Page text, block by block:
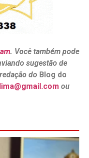
. Você também pode
sugestão de
do Blog do
ou